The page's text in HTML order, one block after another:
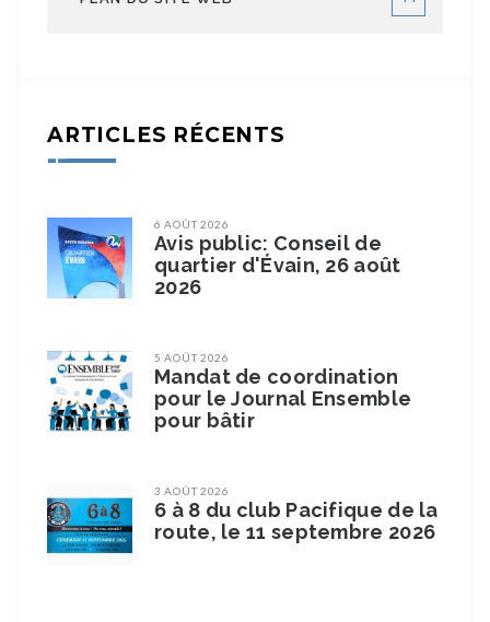
ARTICLES RÉCENTS
6 AOÛT 2026
Avis public: Conseil de
quartier d'Évain, 26 août
2026
5 AOÛT 2026
Mandat de coordination
pour le Journal Ensemble
pour bâtir
3 AOÛT 2026
6 à 8 du club Pacifique de la
route, le 11 septembre 2026